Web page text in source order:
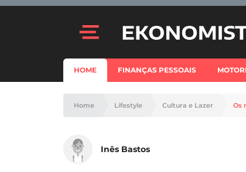
HOME FINANÇAS PESSOAIS
Home Lifestyle Cultura e Lazer Os
Inês Bastos